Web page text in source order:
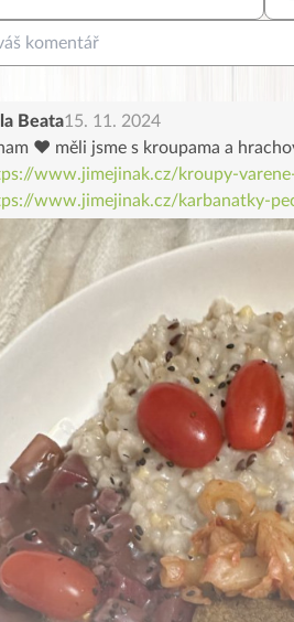
Beata15. 11. 2024
♥️ měli jsme s kroupama a
www.jimejinak.cz/kroupy-
www.jimejinak.cz/karbanatky-